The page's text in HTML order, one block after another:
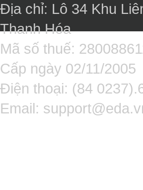
Địa chỉ: Lô 34 Khu
Thanh Hóa
Mã số thuế:
Cấp ngày 02/11/2005
Điện thoại: (84
Email: